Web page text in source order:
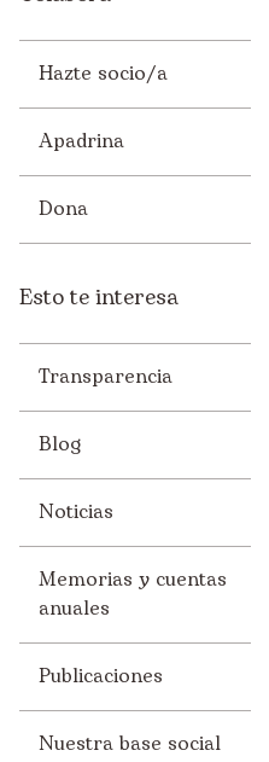
Hazte socio/a
Apadrina
Dona
Esto te interesa
Transparencia
Blog
Noticias
Memorias y cuentas
anuales
Publicaciones
Nuestra base social